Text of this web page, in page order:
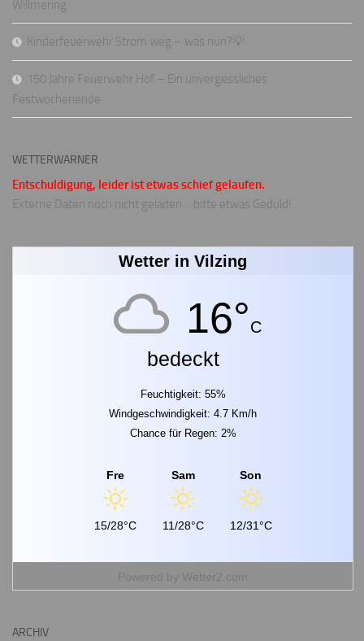
Willmering
Kinderfeuerwehr Strom weg – was nun?💡
150 Jahre Feuerwehr Hof – Ein unvergessliches
Festwochenende
WETTERWARNER
Entschuldigung, leider ist etwas schief gelaufen.
Externe Daten noch nicht geladen… bitte etwas Geduld!
Wetter in Vilzing
16°C
bedeckt
Feuchtigkeit: 55%
Windgeschwindigkeit: 4.7 Km/h
Chance für Regen: 2%
Fre
15/28°C
Sam
11/28°C
Son
12/31°C
Powered by Wetter2.com
ARCHIV